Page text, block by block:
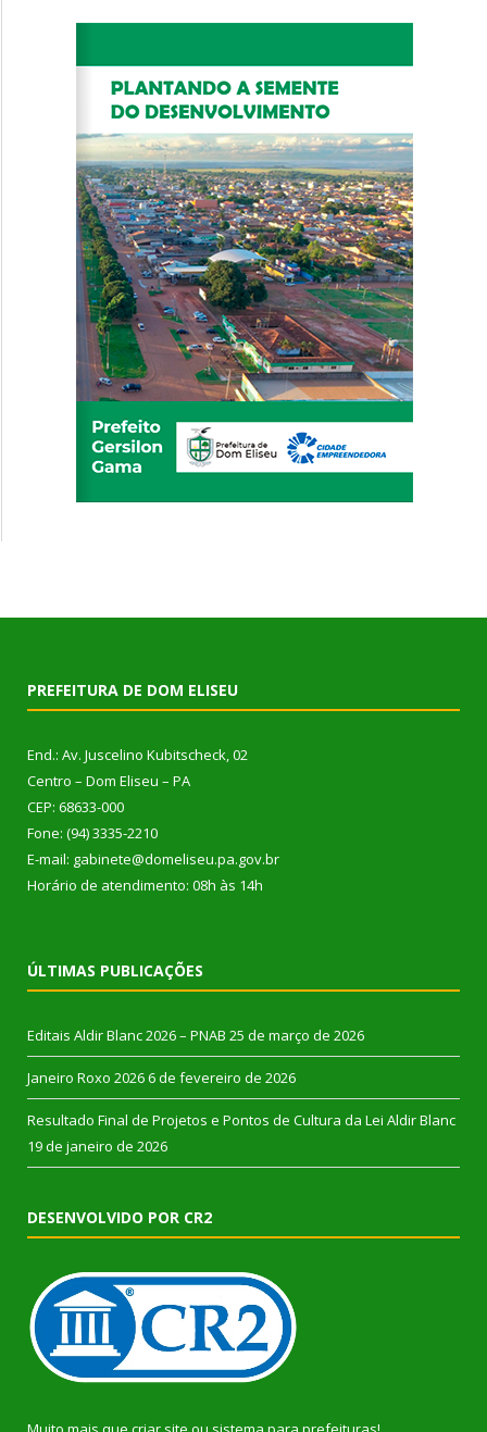
PREFEITURA DE DOM ELISEU
End.: Av. Juscelino Kubitscheck, 02
Centro – Dom Eliseu – PA
CEP: 68633-000
Fone: (94) 3335-2210
E-mail: gabinete@domeliseu.pa.gov.br
Horário de atendimento: 08h às 14h
ÚLTIMAS PUBLICAÇÕES
Editais Aldir Blanc 2026 – PNAB 25 de março de 2026
Janeiro Roxo 2026 6 de fevereiro de 2026
Resultado Final de Projetos e Pontos de Cultura da Lei Aldir Blanc
19 de janeiro de 2026
DESENVOLVIDO POR CR2